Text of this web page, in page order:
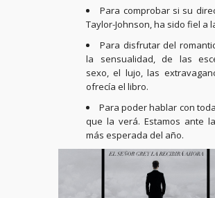
Para comprobar si su
Taylor-Johnson, ha sido fiel a
Para disfrutar del
la sensualidad, de las
sexo, el lujo, las
ofrecía el libro.
Para poder hablar con
que la verá. Estamos ante
más esperada del año.